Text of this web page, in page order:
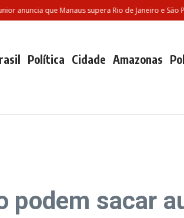
que Manaus supera Rio de Janeiro e São
Política Cidade Amazonas
sacar